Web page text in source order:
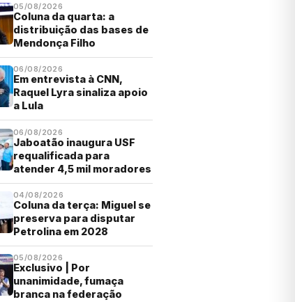
05/08/2026
Coluna da quarta: a
distribuição das bases de
Mendonça Filho
06/08/2026
Em entrevista à CNN,
Raquel Lyra sinaliza apoio
a Lula
06/08/2026
Jaboatão inaugura USF
requalificada para
atender 4,5 mil moradores
04/08/2026
Coluna da terça: Miguel se
preserva para disputar
Petrolina em 2028
05/08/2026
Exclusivo | Por
unanimidade, fumaça
branca na federação